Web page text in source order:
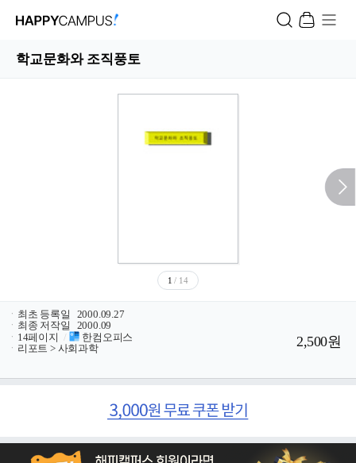
학교문화와 조직풍토
1 / 14
ㆍ 최초 등록일
2000.09.27
ㆍ 최종 저작일
2000.09
ㆍ 14페이지 /
한컴오피스
ㆍ 리포트 > 사회과학 2,500원